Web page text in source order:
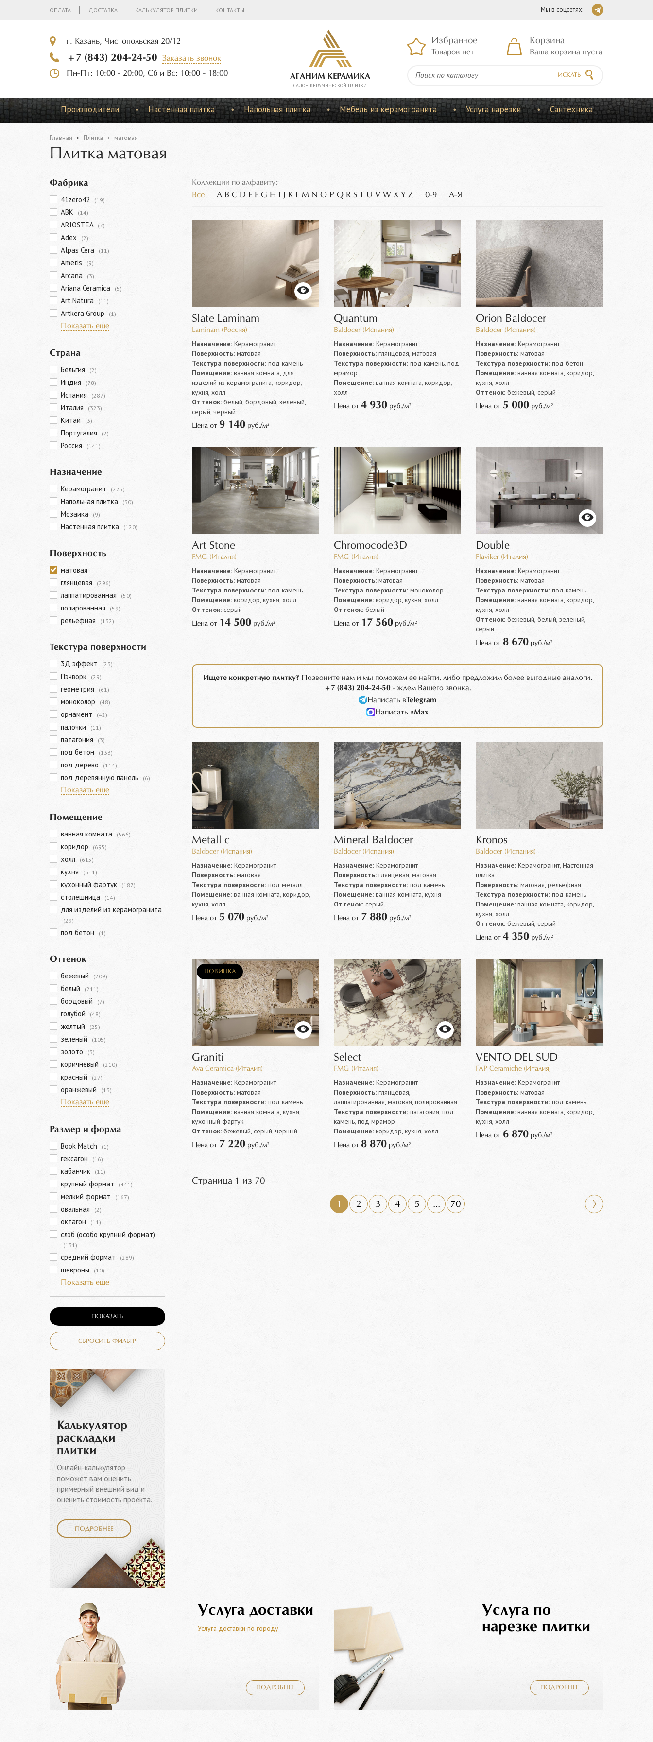
ОПЛАТА ДОСТАВКА КАЛЬКУЛЯТОР ПЛИТКИ КОНТАКТЫ Мы в соцсетях:
г. Казань, Чистопольская 20/12
+7 (843) 204-24-50
Заказать звонок
Пн-Пт: 10:00 - 20:00, Сб и Вс: 10:00 - 18:00
АГАНИМ КЕРАМИКА
CАЛОН КЕРАМИЧЕСКОЙ ПЛИТКИ
Избранное
Товаров нет
Корзина
Ваша корзина пуста
ИСКАТЬ
Производители Настенная плитка Напольная плитка Мебель из керамогранита Услуга нарезки Сантехника
Главная Плитка матовая
Плитка матовая
Фабрика
41zero42 (19)
ABK (14)
ARIOSTEA (7)
Adex (2)
Alpas Cera (11)
Ametis (9)
Arcana (3)
Ariana Ceramica (5)
Art Natura (11)
Artkera Group
(1)
Показать еще
Страна
Бельгия (2)
Индия (78)
Испания (287)
Италия (323)
Китай (3)
Португалия (2)
Россия (141)
Назначение
Керамогранит (225)
Напольная плитка (30)
Мозаика (9)
Настенная плитка (120)
Поверхность
матовая
глянцевая
(296)
лаппатированная (50)
полированная (59)
рельефная (132)
Текстура поверхности
3Д эффект (23)
Пэчворк (29)
геометрия (61)
моноколор (48)
орнамент (42)
палочки (11)
патагония (3)
под бетон (133)
под дерево (114)
под деревянную панель
(6)
Показать еще
Помещение
ванная комната (566)
коридор (695)
холл (615)
кухня (611)
кухонный фартук (187)
столешница (14)
для изделий из керамогранита
(29)
под бетон (1)
Оттенок
бежевый (209)
белый (211)
бордовый (7)
голубой (48)
желтый (25)
зеленый (105)
золото (3)
коричневый (210)
красный (27)
оранжевый
(13)
Показать еще
Размер и форма
Book Match (1)
гексагон (16)
кабанчик (11)
крупный формат (441)
мелкий формат (167)
овальная (2)
октагон (11)
слэб (особо крупный формат)
(131)
средний формат (289)
шевроны
(10)
Показать еще
ПОКАЗАТЬ
СБРОСИТЬ ФИЛЬТР
Калькулятор
раскладки
плитки
Онлайн-калькулятор
поможет вам оценить
примерный внешний вид и
оценить стоимость проекта.
ПОДРОБНЕЕ
Коллекции по алфавиту:
Все A B C D E F G H I J K L M N O P Q R S T U V W X Y Z 0-9 А-Я
Slate Laminam
Laminam (Россия)
Назначение:Керамогранит
Поверхность:матовая
Текстура поверхности:под камень
Помещение:ванная комната, для
изделий из керамогранита, коридор,
кухня, холл
Оттенок:белый, бордовый, зеленый,
серый, черный
Цена от 9 140руб./м²
Quantum
Baldocer (Испания)
Назначение:Керамогранит
Поверхность:глянцевая, матовая
Текстура поверхности:под камень, под
мрамор
Помещение:ванная комната, коридор,
холл
Цена от 4 930руб./м²
Orion Baldocer
Baldocer (Испания)
Назначение: Керамогранит
Поверхность: матовая
Текстура поверхности: под бетон
Помещение: ванная комната, коридор,
кухня, холл
Оттенок: бежевый, серый
Цена от 5 000 руб./м²
Art Stone
FMG (Италия)
Назначение:Керамогранит
Поверхность:матовая
Текстура поверхности:под камень
Помещение:коридор, кухня, холл
Оттенок:серый
Цена от 14 500руб./м²
Chromocode3D
FMG (Италия)
Назначение:Керамогранит
Поверхность:матовая
Текстура поверхности:моноколор
Помещение:коридор, кухня, холл
Оттенок:белый
Цена от 17 560руб./м²
Double
Flaviker (Италия)
Назначение: Керамогранит
Поверхность: матовая
Текстура поверхности: под камень
Помещение: ванная комната, коридор,
кухня, холл
Оттенок: бежевый, белый, зеленый,
серый
Цена от 8 670 руб./м²
Ищете конкретную плитку? Позвоните нам и мы поможем ее найти, либо предложим более выгодные аналоги.
+7 (843) 204-24-50 - ждем Вашего звонка.
Написать вTelegram
Написать вMax
Metallic
Baldocer (Испания)
Назначение:Керамогранит
Поверхность:матовая
Текстура поверхности:под металл
Помещение:ванная комната, коридор,
кухня, холл
Цена от 5 070руб./м²
Mineral Baldocer
Baldocer (Испания)
Назначение:Керамогранит
Поверхность:глянцевая, матовая
Текстура поверхности:под камень
Помещение:ванная комната, кухня
Оттенок:серый
Цена от 7 880руб./м²
Kronos
Baldocer (Испания)
Назначение: Керамогранит, Настенная
плитка
Поверхность: матовая, рельефная
Текстура поверхности: под камень
Помещение: ванная комната, коридор,
кухня, холл
Оттенок: бежевый, серый
Цена от4 350 руб./м²
НОВИНКА
Graniti
Ava Ceramica (Италия)
Назначение:Керамогранит
Поверхность:матовая
Текстура поверхности:под камень
Помещение:ванная комната, кухня,
кухонный фартук
Оттенок:бежевый, серый, черный
Цена от 7 220руб./м²
Select
FMG (Италия)
Назначение:Керамогранит
Поверхность:глянцевая,
лаппатированная, матовая, полированная
Текстура поверхности:патагония, под
камень, под мрамор
Помещение:коридор, кухня, холл
Цена от 8 870руб./м²
VENTO DEL SUD
FAP Ceramiche (Италия)
Назначение: Керамогранит
Поверхность: матовая
Текстура поверхности: под камень
Помещение: ванная комната, коридор,
кухня, холл
Цена от 6 870 руб./м²
Страница 1 из 70
1 2 3 4 5 ... 70
Услуга доставки
Услуга доставки по городу
ПОДРОБНЕЕ
Услуга по
нарезке плитки
ПОДРОБНЕЕ